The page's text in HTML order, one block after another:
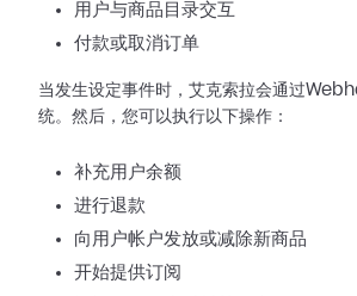
用户与商品目录交互
付款或取消订单
当发生设定事件时，艾克索拉会通过
统。然后，您可以执行以下操作：
补充用户余额
进行退款
向用户帐户发放或减除新商品
开始提供订阅